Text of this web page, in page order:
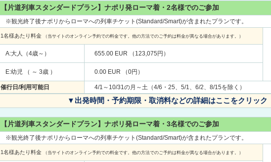
【片道列車スタンダードプラン】ナポリ発ローマ着・2名様でのご参加
※観光終了後ナポリからローマへの列車チケット(Standard/Smart)が含まれたプランです。
1名様あたり料金 （当サイトのオンライン予約での料金です。他の方法でのご予約は料金が異なる場合があります。）
A:大人（4歳～） 655.00 EUR （123,075円）
E:幼児 （ ～ 3歳 ） 0.00 EUR （0円）
催行日/利用可能日 4/1～10/31の月～土（4/6・25、5/1、6/2、8/15を除く）
▼出発時間・予約期限・取消料などの詳細はここをクリック
【片道列車スタンダードプラン】ナポリ発ローマ着・3名様でのご参加
※観光終了後ナポリからローマへの列車チケット(Standard/Smart)が含まれたプランです。
1名様あたり料金 （当サイトのオンライン予約での料金です。他の方法でのご予約は料金が異なる場合があります。）